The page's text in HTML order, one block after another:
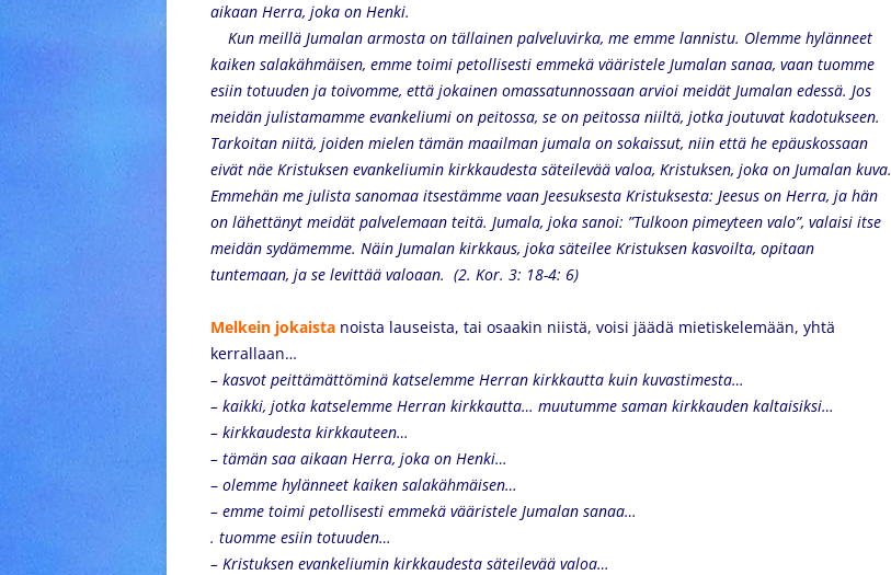
aikaan Herra, joka on Henki.
Kun meillä Jumalan armosta on tällainen palveluvirka, me emme lannistu. Olemme hylänneet
kaiken salakähmäisen, emme toimi petollisesti emmekä vääristele Jumalan sanaa, vaan tuomme
esiin totuuden ja toivomme, että jokainen omassatunnossaan arvioi meidät Jumalan edessä. Jos
meidän julistamamme evankeliumi on peitossa, se on peitossa niiltä, jotka joutuvat kadotukseen.
Tarkoitan niitä, joiden mielen tämän maailman jumala on sokaissut, niin että he epäuskossaan
eivät näe Kristuksen evankeliumin kirkkaudesta säteilevää valoa, Kristuksen, joka on Jumalan kuva.
Emmehän me julista sanomaa itsestämme vaan Jeesuksesta Kristuksesta: Jeesus on Herra, ja hän
on lähettänyt meidät palvelemaan teitä. Jumala, joka sanoi: ”Tulkoon pimeyteen valo”, valaisi itse
meidän sydämemme. Näin Jumalan kirkkaus, joka säteilee Kristuksen kasvoilta, opitaan
tuntemaan, ja se levittää valoaan. (2. Kor. 3: 18-4: 6)
Melkein jokaista noista lauseista, tai osaakin niistä, voisi jäädä mietiskelemään, yhtä
kerrallaan…
– kasvot peittämättöminä katselemme Herran kirkkautta kuin kuvastimesta…
– kaikki, jotka katselemme Herran kirkkautta… muutumme saman kirkkauden kaltaisiksi…
– kirkkaudesta kirkkauteen…
– tämän saa aikaan Herra, joka on Henki…
– olemme hylänneet kaiken salakähmäisen…
– emme toimi petollisesti emmekä vääristele Jumalan sanaa…
. tuomme esiin totuuden…
– Kristuksen evankeliumin kirkkaudesta säteilevää valoa…